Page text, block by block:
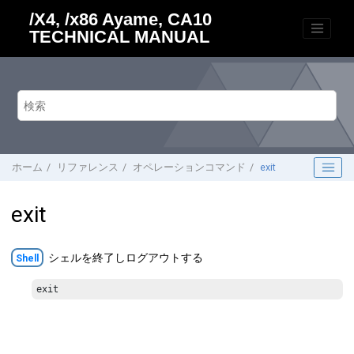
/X4, /x86 Ayame, CA10
TECHNICAL MANUAL
ホーム リファレンス オペレーションコマンド exit
exit
Shell シェルを終了しログアウトする
exit